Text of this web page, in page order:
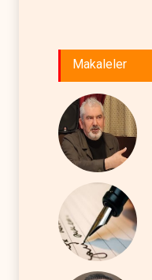
Makaleler